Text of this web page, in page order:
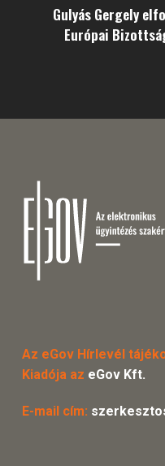
Gulyás Gergely
Európai
Az eGov Hírlevél
Kiadója az eGov Kft.
E-mail cím: